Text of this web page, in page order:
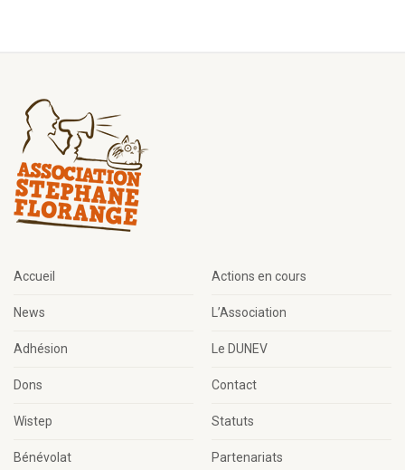
Accueil Actions en cours
News L’Association
Adhésion Le DUNEV
Dons Contact
Wistep Statuts
Bénévolat Partenariats